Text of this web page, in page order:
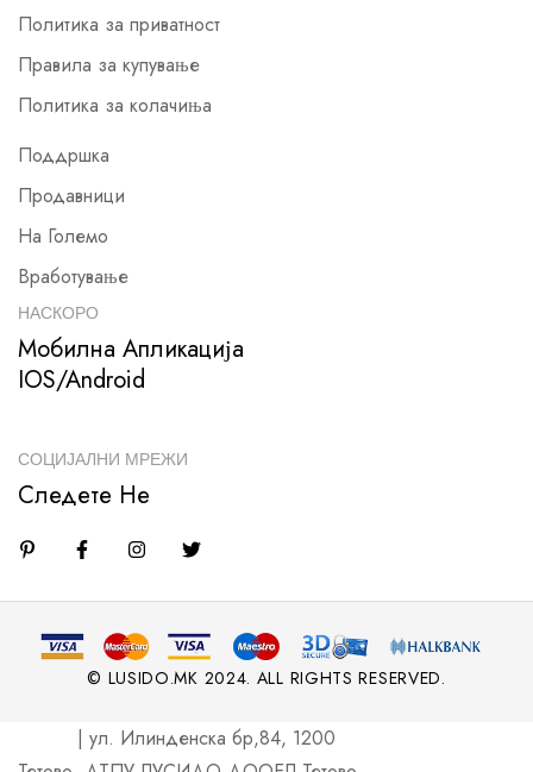
Политика за приватност
Правила за купување
Политика за колачиња
Поддршка
Продавници
На Големо
Вработување
НАСКОРО
Мобилна Апликација
IOS/Android
СОЦИЈАЛНИ МРЕЖИ
Следете Не
© LUSIDO.MK 2024. ALL RIGHTS RESERVED.
| ул. Илинденска бр,84, 1200